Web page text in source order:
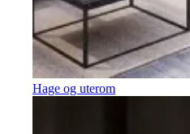
Hage og uterom